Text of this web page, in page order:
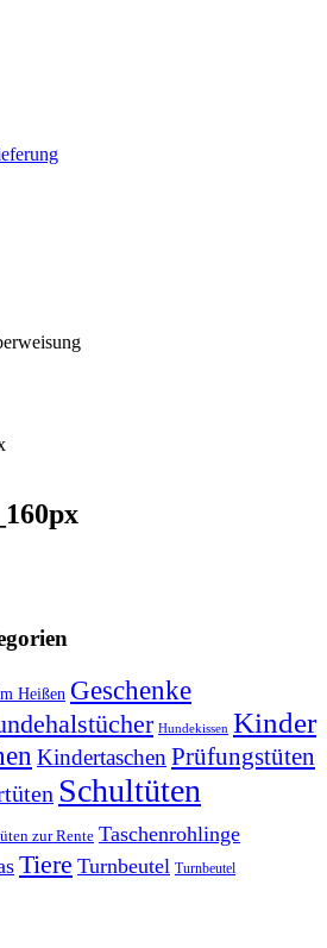
Heißen Geschenke
Hundekissen Kinder
Kindertaschen Prüfungstüten
Schultüten
zur Rente Taschenrohlinge
Tiere Turnbeutel Turnbeutel